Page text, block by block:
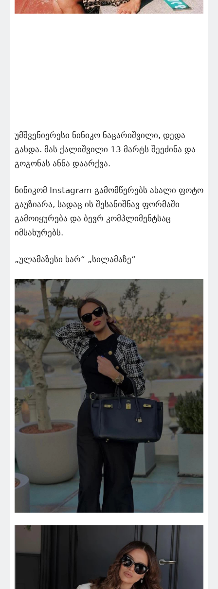
უმშვენიერესი ნინიკო ნაცარიშვილი, დედა
გახდა. მას ქალიშვილი 13 მარტს შეეძინა და
გოგონას ანნა დაარქვა.
ნინიკომ Instagram გამომწერებს ახალი ფოტო
გაუზიარა, სადაც ის შესანიშნავ ფორმაში
გამოიყურება და ბევრ კომპლიმენტსაც
იმსახურებს.
„ულამაზესი ხარ“ „სილამაზე“